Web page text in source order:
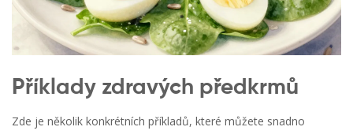
Příklady zdravých předkrmů
Zde je několik konkrétních příkladů, které můžete snadno